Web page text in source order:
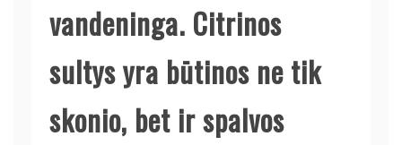
vandeninga. Citrinos
sultys yra būtinos ne tik
skonio, bet ir spalvos